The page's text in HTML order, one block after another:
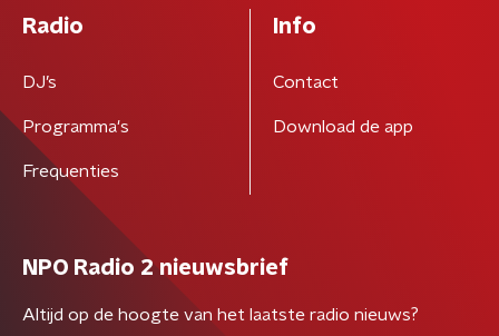
Radio
DJ’s
Programma's
Frequenties
Info
Contact
Download de app
NPO Radio 2 nieuwsbrief
Altijd op de hoogte van het laatste radio nieuws?